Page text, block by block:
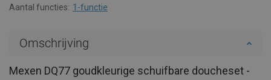
Aantal functies: 1-functie
Omschrijving
Mexen DQ77 goudkleurige schuifbare doucheset -